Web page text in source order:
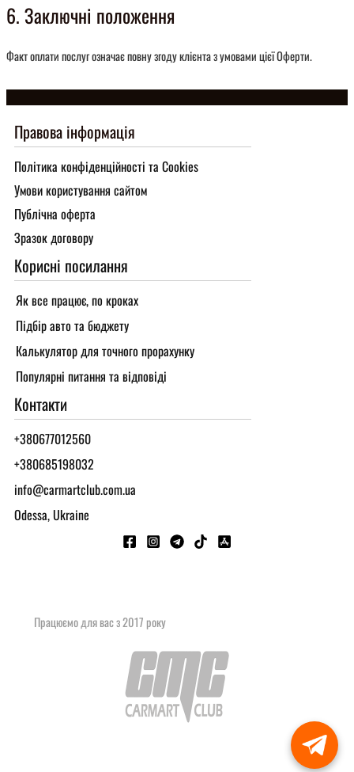
6. Заключні положення
Факт оплати послуг означає повну згоду клієнта з умовами цієї Оферти.
Правова інформація
Політика конфіденційності та Cookies
Умови користування сайтом
Публічна оферта
Зразок договору
Корисні посилання
Як все працює, по кроках
Підбір авто та бюджету
Калькулятор для точного прорахунку
Популярні питання та відповіді
Контакти
+380677012560
+380685198032
info@carmartclub.com.ua
Odessa, Ukraine
Працюємо для вас з 2017 року